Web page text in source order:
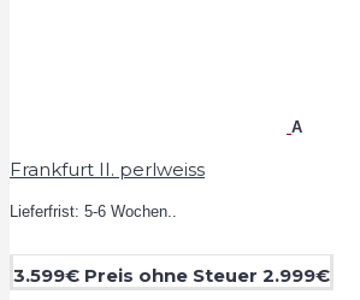
A
Frankfurt II. perlweiss
Lieferfrist: 5-6 Wochen..
3.599€ Preis ohne Steuer 2.999€